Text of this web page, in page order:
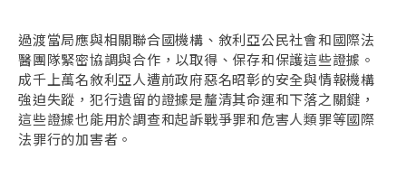
過渡當局應與相關聯合國機構、敘利亞公民社會和國際法
醫團隊緊密協調與合作，以取得、保存和保護這些證據。
成千上萬名敘利亞人遭前政府惡名昭彰的安全與情報機構
強迫失蹤，犯行遺留的證據是釐清其命運和下落之關鍵，
這些證據也能用於調查和起訴戰爭罪和危害人類罪等國際
法罪行的加害者。